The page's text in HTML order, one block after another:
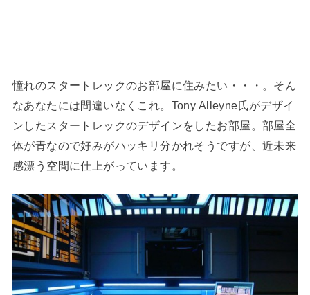
憧れのスタートレックのお部屋に住みたい・・・。そん
なあなたには間違いなくこれ。Tony Alleyne氏がデザイ
ンしたスタートレックのデザインをしたお部屋。部屋全
体が青なので好みがハッキリ分かれそうですが、近未来
感漂う空間に仕上がっています。